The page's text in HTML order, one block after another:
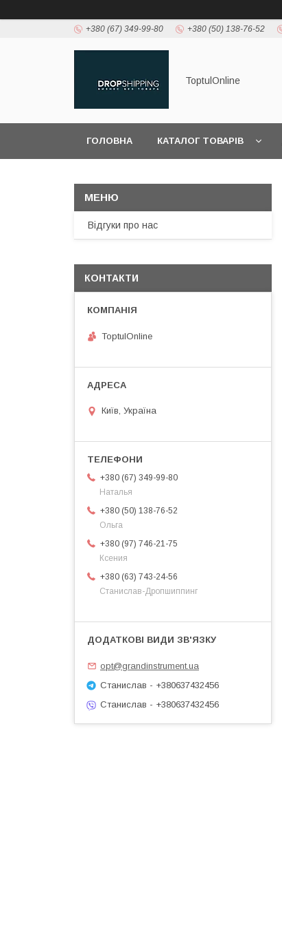
+380 (67) 349-99-80 +380 (50) 138-76-52
ToptulOnline
ГОЛОВНА КАТАЛОГ ТОВАРІВ
Відгуки про нас
КОНТАКТИ
ToptulOnline
Київ, Україна
+380 (67) 349-99-80
Наталья
+380 (50) 138-76-52
Ольга
+380 (97) 746-21-75
Ксения
+380 (63) 743-24-56
Станислав-Дропшиппинг
opt@grandinstrument.ua
Станислав - +380637432456
Станислав - +380637432456